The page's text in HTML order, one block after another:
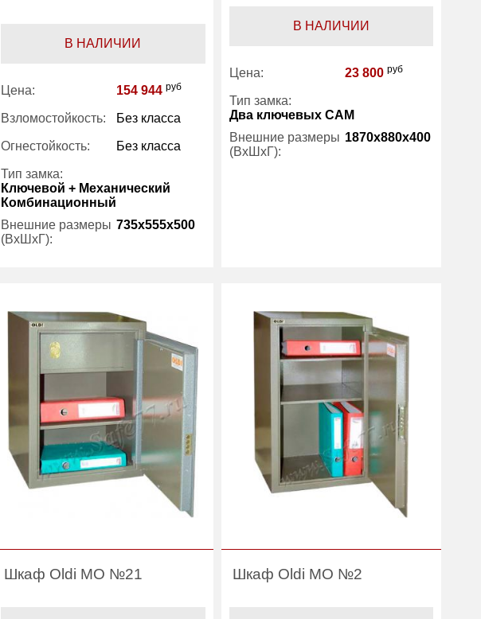
В НАЛИЧИИ
Цена: 154 944 руб
Взломостойкость: Без класса
Огнестойкость: Без класса
Тип замка:
Ключевой + Механический
Комбинационный
Внешние размеры
(ВхШхГ):
735x555x500
В НАЛИЧИИ
Цена: 23 800 руб
Тип замка:
Два ключевых САМ
Внешние размеры
(ВхШхГ):
1870x880x400
Шкаф Oldi МО №21 Шкаф Oldi МО №2